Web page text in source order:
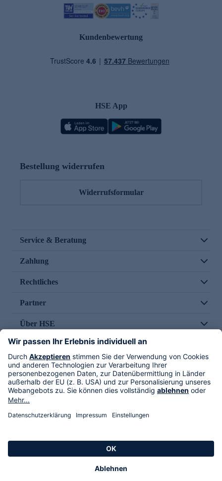
Kundenbewertung
HSE App
Bestellung widerrufen
Widerrufsformular
Service & Beratung
Zahlung
Rechtliches
Partner
Über HSE
Im TV
HSE International